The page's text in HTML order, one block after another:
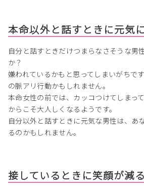
本命以外と話すときに元気
自分と話すときだけつまらなさそうな男
か？
嫌われているかもと思ってしまいがちで
の脈アリ行動かもしれません。
本命女性の前では、カッコつけてしまっ
からこそ大人しくなるようです。
自分以外と話すときに元気な男性は、あ
るのかもしれません。
接しているときに笑顔が減る